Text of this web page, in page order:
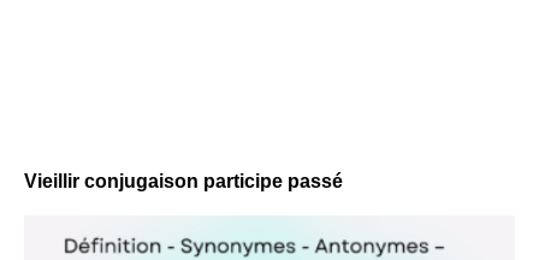
Vieillir conjugaison participe passé